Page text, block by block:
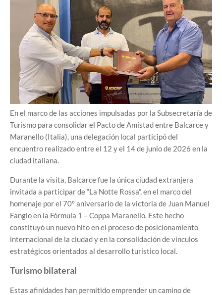
En el marco de las acciones impulsadas por la Subsecretaría de
Turismo para consolidar el Pacto de Amistad entre Balcarce y
Maranello (Italia), una delegación local participó del
encuentro realizado entre el 12 y el 14 de junio de 2026 en la
ciudad italiana.
Durante la visita, Balcarce fue la única ciudad extranjera
invitada a participar de “La Notte Rossa”, en el marco del
homenaje por el 70º aniversario de la victoria de Juan Manuel
Fangio en la Fórmula 1 – Coppa Maranello. Este hecho
constituyó un nuevo hito en el proceso de posicionamiento
internacional de la ciudad y en la consolidación de vínculos
estratégicos orientados al desarrollo turístico local.
Turismo bilateral
Estas afinidades han permitido emprender un camino de